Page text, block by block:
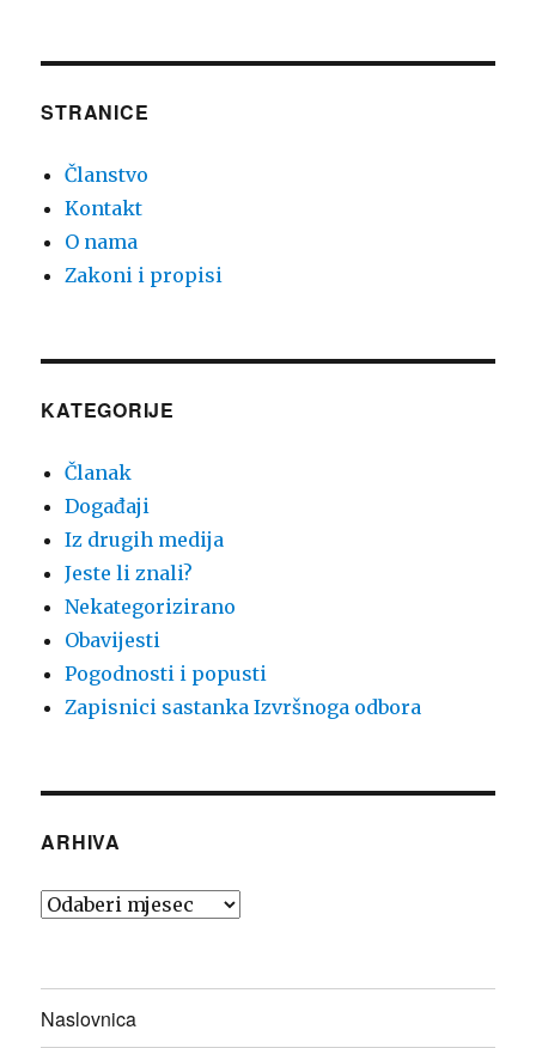
STRANICE
Članstvo
Kontakt
O nama
Zakoni i propisi
KATEGORIJE
Članak
Događaji
Iz drugih medija
Jeste li znali?
Nekategorizirano
Obavijesti
Pogodnosti i popusti
Zapisnici sastanka Izvršnoga odbora
ARHIVA
Arhiva
Naslovnica